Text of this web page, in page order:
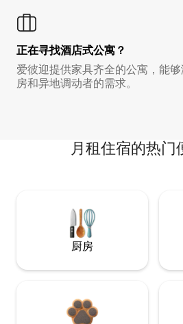
正在寻找酒店式公寓？
爱彼迎提供家具齐全的公寓，能
房和异地调动者的需求。
月租住宿的热门
厨房